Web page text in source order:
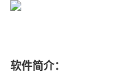
软件简介：